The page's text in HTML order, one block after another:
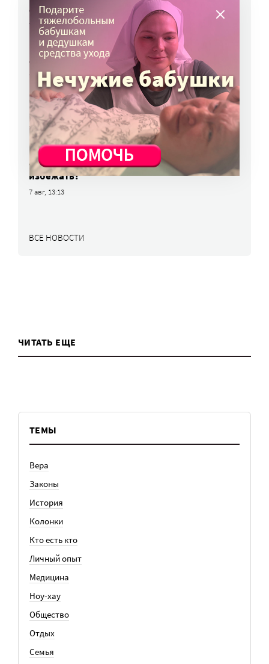
с полицией
7 авг, 17:06
Родителей детей-инвалидов просят пройти
опрос о трудоустройстве
7 авг, 15:34
«Энхерту» от рака груди включили
в перечень жизненно важных препаратов
7 авг, 15:15
НКО часто рискуют нарушить закон
о персональных данных. Как этого
избежать?
7 авг, 13:13
ВСЕ НОВОСТИ
ЧИТАТЬ ЕЩЕ
ТЕМЫ
Вера
Законы
История
Колонки
Кто есть кто
Личный опыт
Медицина
Ноу-хау
Общество
Отдых
Семья